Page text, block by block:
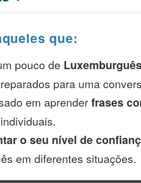
que:
pouco de
para uma
em aprender frases
o seu nível de
em diferentes situações.